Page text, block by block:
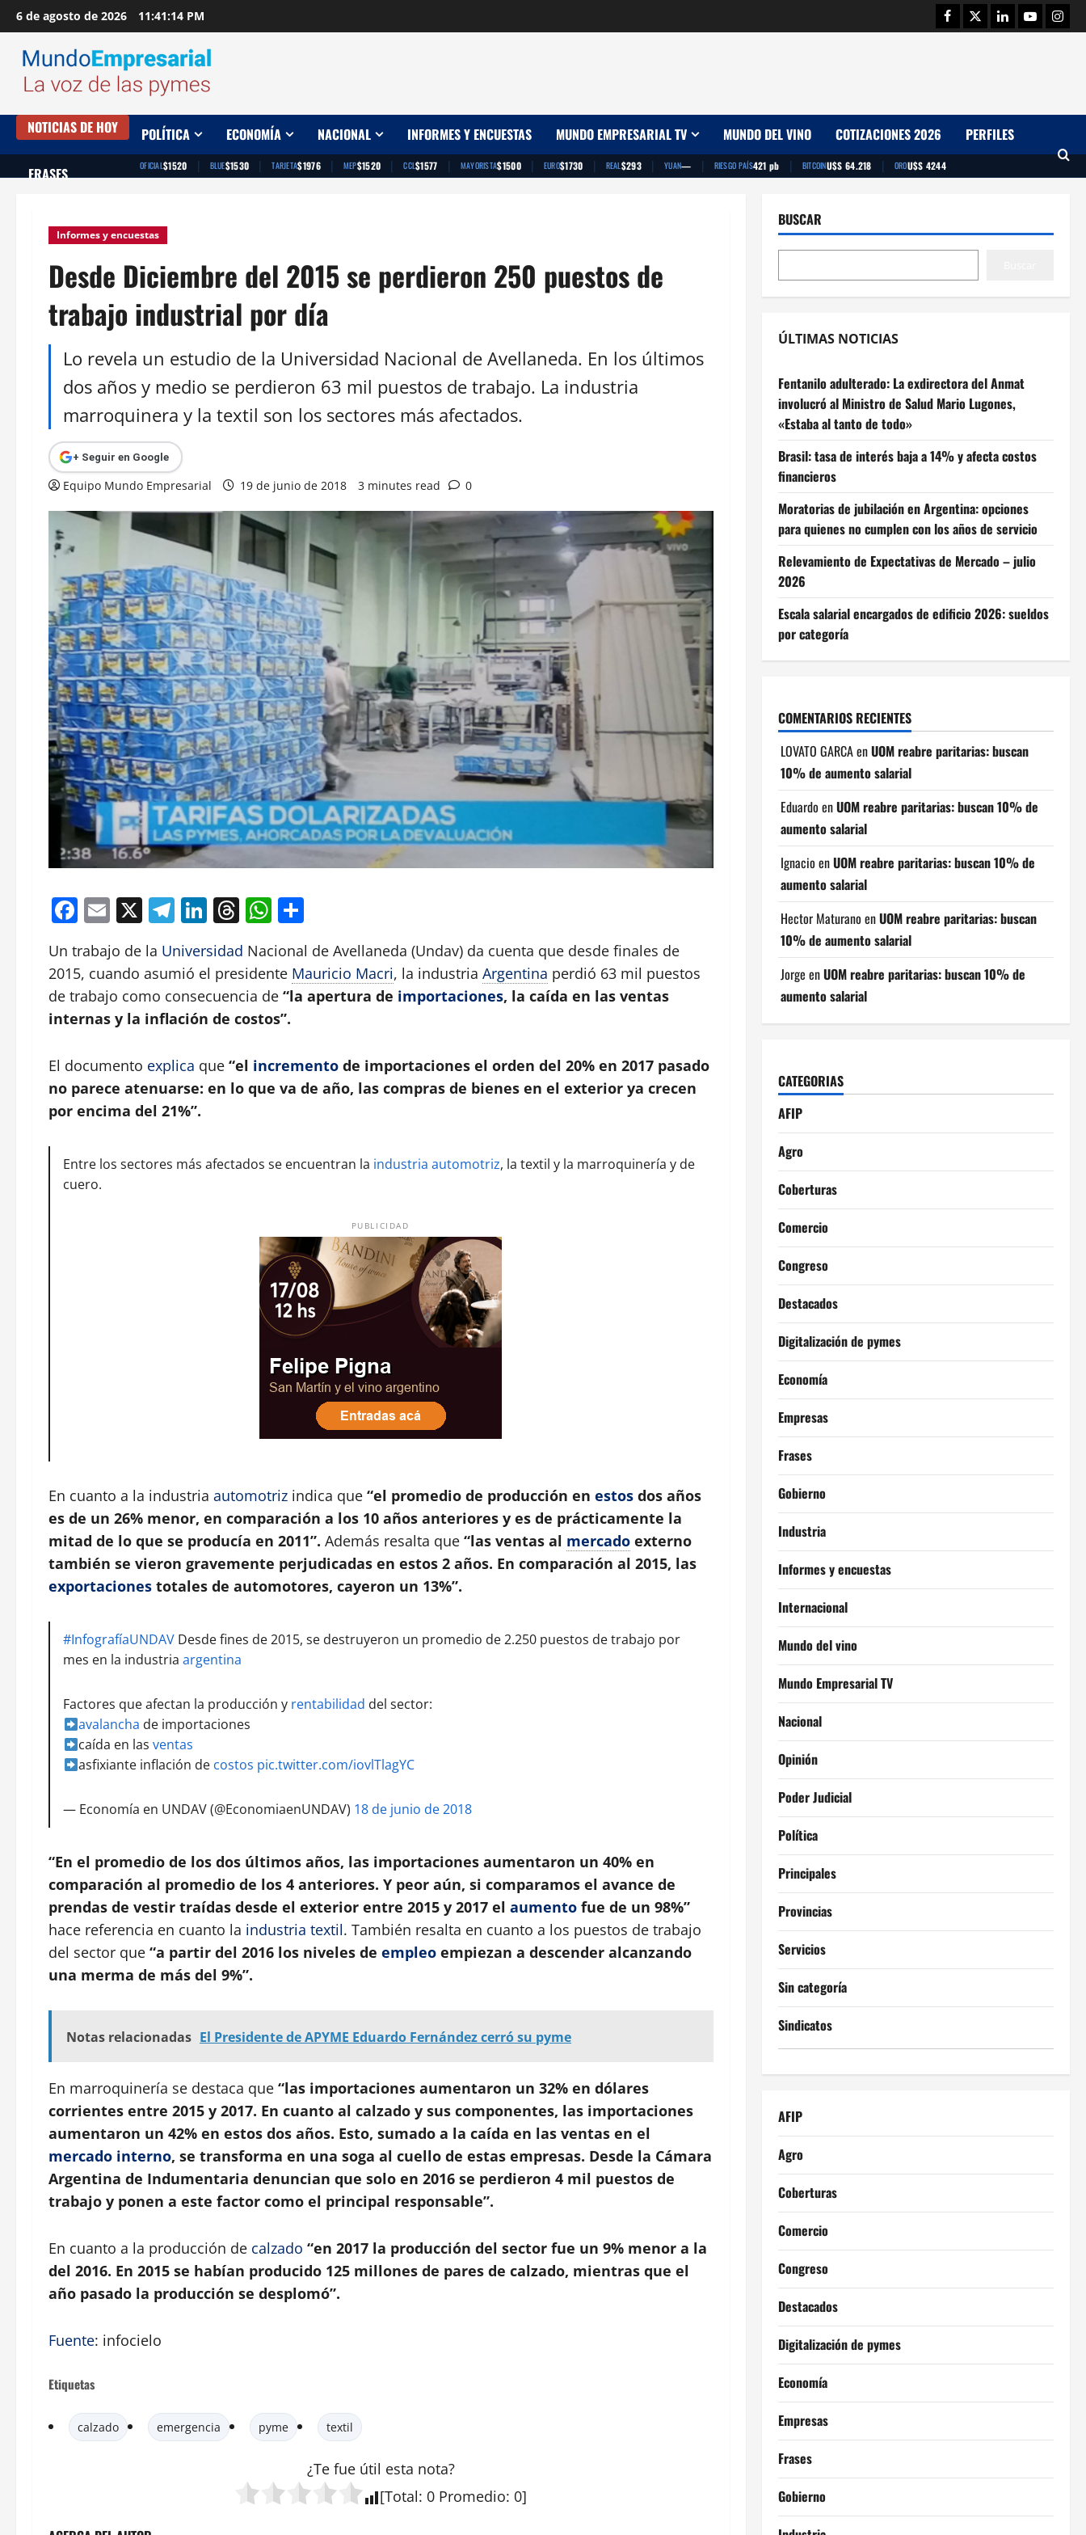
Saltar
al
contenido
6 de agosto de 2026 11:41:15 PM Facebook
TwitterLinkedinYoutube
NOTICIAS DE HOY POLÍTICA ECONOMÍA NACIONAL INFORMES Y ENCUESTAS MUNDO EMPRESARIAL TV MUNDO DEL VINO COTIZACIONES 2026 PERFILES
FRASES OFICIAL$1520 | BLUE$1530 | TARJETA$1976 | MEP$1520 | CCL$1577 | MAYORISTA$1500 | EURO$1730 | REAL$293 | YUAN— | RIESGO PAÍS421 pb | BITCOINU$S 64.218 | OROU$S 4244
Informes y encuestas
Desde Diciembre del 2015 se perdieron 250 puestos de
trabajo industrial por día
Lo revela un estudio de la Universidad Nacional de Avellaneda. En los últimos
dos años y medio se perdieron 63 mil puestos de trabajo. La industria
marroquinera y la textil son los sectores más afectados.
+ Seguir en Google
Equipo Mundo Empresarial 19 de junio de 2018 3 minutes read 0
Facebook
Email
X Telegram
LinkedIn
Threads
WhatsApp
Un trabajo de la Universidad Nacional de Avellaneda (Undav) da cuenta que desde finales de
2015, cuando asumió el presidente Mauricio Macri, la industria Argentina perdió 63 mil puestos
de trabajo como consecuencia de “la apertura de importaciones, la caída en las ventas
internas y la inflación de costos”.
El documento explica que “el incremento de importaciones el orden del 20% en 2017 pasado
no parece atenuarse: en lo que va de año, las compras de bienes en el exterior ya crecen
por encima del 21%”.
Entre los sectores más afectados se encuentran la industria automotriz, la textil y la marroquinería y de
cuero.
PUBLICIDAD
En cuanto a la industria automotriz indica que “el promedio de producción en estos dos años
es de un 26% menor, en comparación a los 10 años anteriores y es de prácticamente la
mitad de lo que se producía en 2011”. Además resalta que “las ventas al mercado externo
también se vieron gravemente perjudicadas en estos 2 años. En comparación al 2015, las
exportaciones totales de automotores, cayeron un 13%”.
#InfografíaUNDAV Desde fines de 2015, se destruyeron un promedio de 2.250 puestos de trabajo por
mes en la industriaargentina
Factores que afectan la producción y rentabilidad del sector:
avalancha de importaciones
caída en las ventas
asfixiante inflación de costos pic.twitter.com/iovlTlagYC
— Economía en UNDAV (@EconomiaenUNDAV) 18 de junio de 2018
“En el promedio de los dos últimos años, las importaciones aumentaron un 40% en
comparación al promedio de los 4 anteriores. Y peor aún, si comparamos el avance de
prendas de vestir traídas desde el exterior entre 2015 y 2017 el aumento fue de un 98%”
hace referencia en cuanto la industria textil. También resalta en cuanto a los puestos de trabajo
del sector que “a partir del 2016 los niveles de empleo empiezan a descender alcanzando
una merma de más del 9%”.
Notas relacionadas El Presidente de APYME Eduardo Fernández cerró su pyme
En marroquinería se destaca que “las importaciones aumentaron un 32% en dólares
corrientes entre 2015 y 2017. En cuanto al calzado y sus componentes, las importaciones
aumentaron un 42% en estos dos años. Esto, sumado a la caída en las ventas en el
mercado interno, se transforma en una soga al cuello de estas empresas. Desde la Cámara
Argentina de Indumentaria denuncian que solo en 2016 se perdieron 4 mil puestos de
trabajo y ponen a este factor como el principal responsable”.
En cuanto a la producción de calzado “en 2017 la producción del sector fue un 9% menor a la
del 2016. En 2015 se habían producido 125 millones de pares de calzado, mientras que el
año pasado la producción se desplomó”.
Fuente: infocielo
Etiquetas
calzado emergencia pyme textil
¿Te fue útil esta nota?
[Total: 0 Promedio: 0]
BUSCAR
ÚLTIMAS NOTICIAS
Fentanilo adulterado: La exdirectora del Anmat
involucró al Ministro de Salud Mario Lugones,
«Estaba al tanto de todo»
Brasil: tasa de interés baja a 14% y afecta costos
financieros
Moratorias de jubilación en Argentina: opciones
para quienes no cumplen con los años de servicio
Relevamiento de Expectativas de Mercado – julio
2026
Escala salarial encargados de edificio 2026: sueldos
por categoría
COMENTARIOS RECIENTES
LOVATO GARCAenUOM reabre paritarias: buscan
10% de aumento salarial
Eduardo enUOM reabre paritarias: buscan 10% de
aumento salarial
Ignacio enUOM reabre paritarias: buscan 10% de
aumento salarial
Hector Maturano enUOM reabre paritarias: buscan
10% de aumento salarial
Jorge enUOM reabre paritarias: buscan 10% de
aumento salarial
CATEGORIAS
AFIP
Agro
Coberturas
Comercio
Congreso
Destacados
Digitalización de pymes
Economía
Empresas
Frases
Gobierno
Industria
Informes y encuestas
Internacional
Mundo del vino
Mundo Empresarial TV
Nacional
Opinión
Poder Judicial
Política
Principales
Provincias
Servicios
Sin categoría
Sindicatos
AFIP
Agro
Coberturas
Comercio
Congreso
Destacados
Digitalización de pymes
Economía
Empresas
Frases
Gobierno